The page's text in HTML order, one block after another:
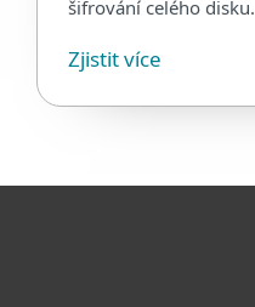
šifrování celého disku.
Zjistit více